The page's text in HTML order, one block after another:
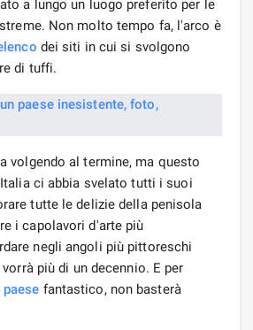
a lungo un luogo preferito per le
Non molto tempo fa, l'arco è
dei siti in cui si svolgono
di tuffi.
volgendo al termine, ma questo
ci abbia svelato tutti i suoi
tutte le delizie della penisola
i capolavori d'arte più
negli angoli più pittoreschi
più di un decennio. E per
paese fantastico, non basterà